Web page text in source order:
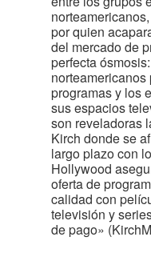
por quien
del mercado de
perfecta
programas y los
sus espacios
son reveladoras
Kirch donde se
largo plazo con
Hollywood
oferta de
calidad con
televisión y
de pago»